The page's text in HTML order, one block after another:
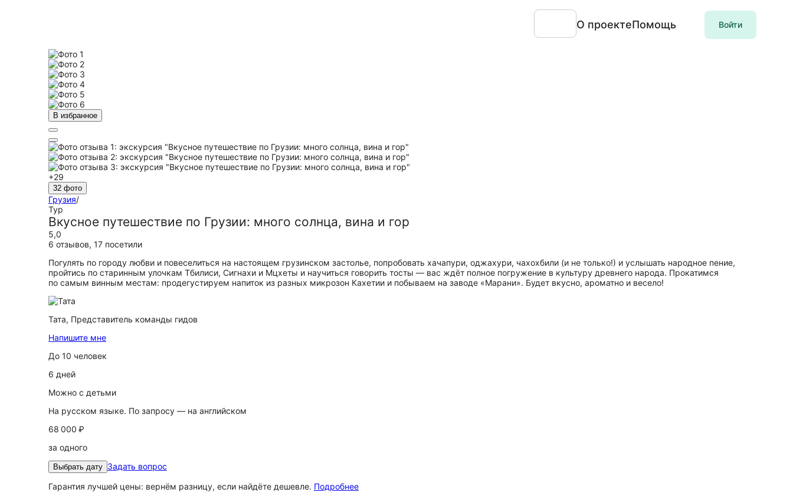
О проектеПомощь Войти
В избранное
+29
32 фото
Грузия/
Тур
Вкусное путешествие по Грузии: много солнца, вина и гор
5,0
6 отзывов, 17 посетили
Погулять по городу любви и повеселиться на настоящем грузинском застолье, попробовать хачапури, оджахури, чахохбили (и не только!) и услышать народное пение,
пройтись по старинным улочкам Тбилиси, Сигнахи и Мцхеты и научиться говорить тосты — вас ждёт полное погружение в культуру древнего народа. Прокатимся
по самым винным местам: продегустируем напиток из разных микрозон Кахетии и побываем на заводе «Марани». Будет вкусно, ароматно и весело!
Тата, Представитель команды гидов
Напишите мне
До 10 человек
6 дней
Можно с детьми
На русском языке. По запросу — на английском
68 000 ₽
за одного
Выбрать дату Задать вопрос
Гарантия лучшей цены: вернём разницу, если найдёте дешевле. Подробнее